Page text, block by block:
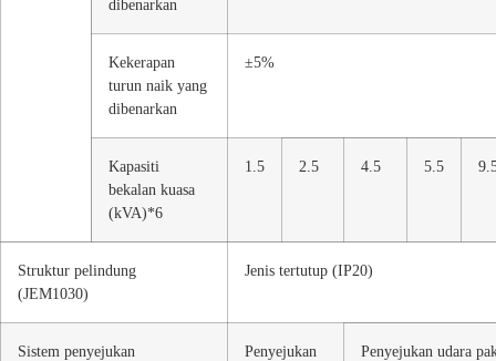
dibenarkan
Kekerapan
turun naik yang
dibenarkan
±5%
Kapasiti
bekalan kuasa
(kVA)*6
1.5 2.5 4.5 5.5
Struktur pelindung
(JEM1030)
Jenis tertutup (IP20)
Sistem penyejukan
Penyejukan
Penyejukan udara